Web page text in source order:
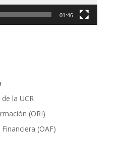
01:46
la UCR
(ORI)
(OAF)